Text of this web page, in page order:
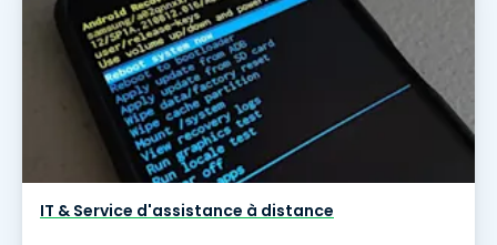
IT & Service d'assistance à distance